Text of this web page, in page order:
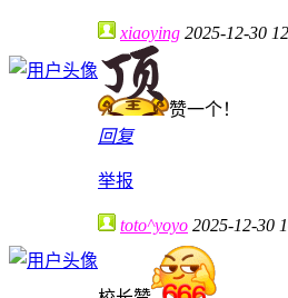
xiaoying 2025-12-30
赞一个！
回复
举报
toto^yoyo 2025-12-30